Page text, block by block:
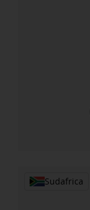
Sudafrica